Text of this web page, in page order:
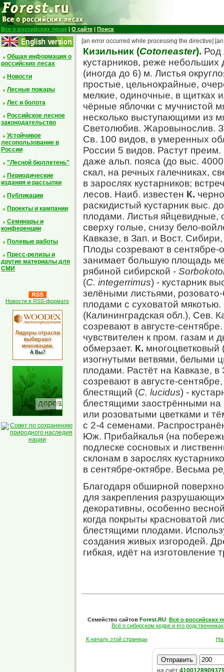
Все о российских лесах | О сайте | Поиск
Общая информация о
российских лесах
Новости
Лесные пожары
Лес и болота
Российское лесное
законодательство
Устойчивое
лесопользование в
России
"Лесной бюллетень"
Периодические
издания и рассылки
Публикации
Проекты и кампании
Семинары и
конференции
Полевые работы
Пресс-релизы и
другие материалы для
СМИ
Новости в RSS-формате
[an error occurred while processing the directive]
Кизильник (Cotoneaster). Род
кустарников, реже
(иногда до 6) м. Листья
простые, цельнокрайные,
мелкие, одиночные, в щитках
чёрные яблочки с мучнистой
несколько выступающими из
Светолюбив. Жаровынослив.
Св. 100 видов, в умеренных
России 5 видов. Растут преим.
даже альп. пояса (до выс.
скал, на речных галечниках,
в зарослях кустарников;
лесов. Наиб. известен К.
раскидистый кустарник выс.
плодами. Листья
сверху голые, снизу бело-
Кавказе, в Зап. и Вост.
Плоды созревают в
занимает большую площадь
рябиной сибирской -
(С. integerrimus) - кустарник
зелёными листьями,
плодами с суховатой
(Калининградская обл.), Сев.
созревают в августе-
чувствителен к пром. газам
обмерзает. К. многоцветковый
изогнутыми ветвями, белыми
плодами. Растёт на Кавказе,
созревают в августе-
блестящий (С. lucidus) -
блестящими заострёнными
или розоватыми цветками и
с 2-4 семенами.
Юж. Прибайкалья (на
подлеске сосновых и
склонам в зарослях
в сентябре-октябре. Весьма
Благодаря обширной
для закрепления
декоративны, особенно
когда покрыты красноватой
блестящими плодами.
создания живых изгородей.
гибкая, идёт на изготовление
Семейство сайтов Forest.RU: Всё о российских
Всё о сибирском кедре и его родственниках
К началу этой страницы На
на счёт